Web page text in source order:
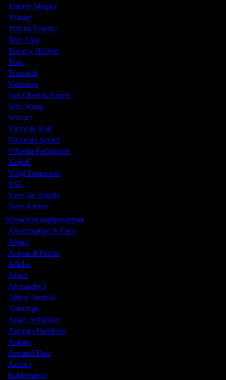
Thierry Mugler
Tiffany
Tiziana Terenzi
Tom Ford
Tommy Hilfiger
Tous
Trussardi
Valentino
Van Cleef & Arpels
Vera Wang
Versace
Victor & Rolf
Victoria's Secret
Vilhelm Parfumerie
Xerjoff
Yohji Yamamoto
YSL
Yves De Sistelle
Yves Rocher
Мужская парфюмерия
Abercrombie & Fitch
Abraaj
Acqua di Parma
Adidas
Ajmal
Alexandre.J
Alfred Dunhill
Amouage
Angel Schlesser
Antonio Banderas
Aramis
Armand Basi
Azzaro
Baldessarini